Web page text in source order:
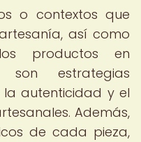
o contextos que
así como
productos en
son estrategias
autenticidad y el
Además,
de cada pieza,